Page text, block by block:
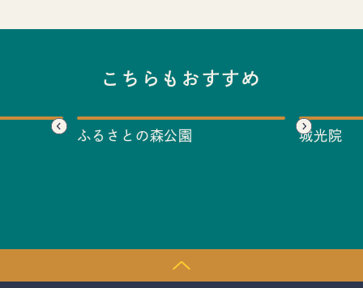
こちらもおすすめ
ふるさとの森公園 城光院